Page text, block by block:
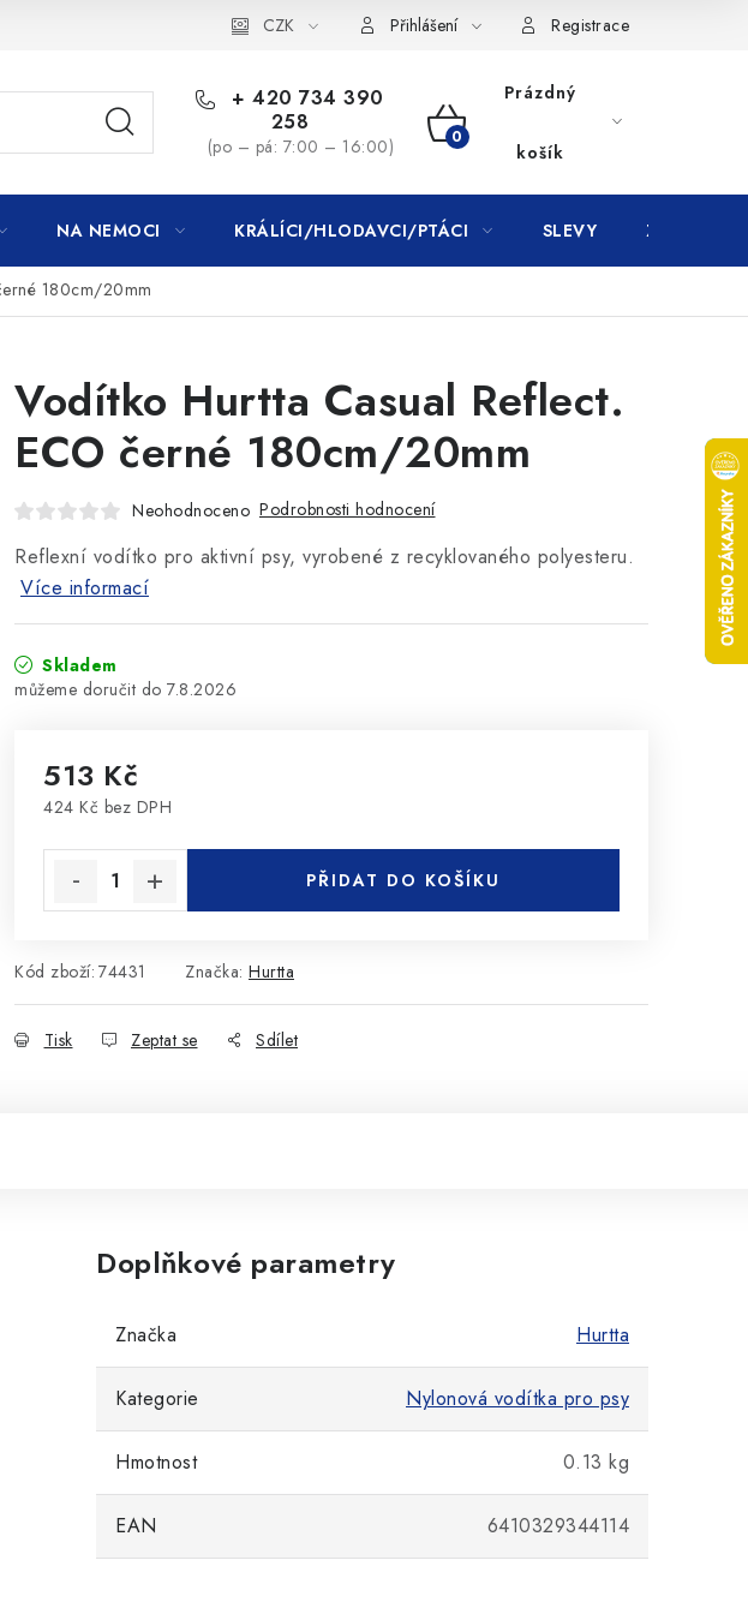
CZK Přihlášení Registrace
+ 420 734 390
258
(po – pá: 7:00 – 16:00)
NÁKUPNÍ
KOŠÍK
Prázdný
košík
NA NEMOCI KRÁLÍCI/HLODAVCI/PTÁCI SLEVY ZNAČKY
180cm/20mm
Vodítko Hurtta Casual Reflect.
ECO černé 180cm/20mm
Neohodnoceno Podrobnosti hodnocení
Reflexní vodítko pro aktivní psy, vyrobené z recyklovaného polyesteru.
Více informací
Skladem
7.8.2026
513 Kč
424 Kč bez DPH
PŘIDAT DO KOŠÍKU
Kód zboží: 74431 Značka: Hurtta
Tisk Zeptat se Sdílet
Doplňkové parametry
Značka Hurtta
Kategorie Nylonová vodítka pro psy
Hmotnost 0.13 kg
EAN 6410329344114